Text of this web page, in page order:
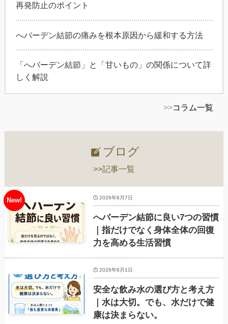
再発防止のポイント
へバーデン結節の痛みを根本原因から緩和する方法
「へバーデン結節」と「甘いもの」の関係について詳
しく解説
>>コラム一覧
ブログ
>>記事一覧
へバーデン結節に良い7つの習慣
｜指だけでなく身体全体の回復
力を高める生活習慣
2026年8月7日
安全な飲み水の選び方と考え方
｜水は大切。でも、水だけで健
康は決まらない。
2026年8月1日